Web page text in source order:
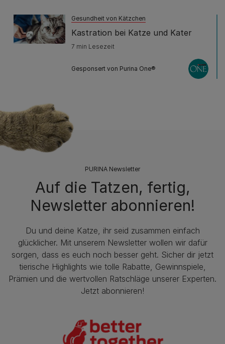
Gesundheit von Kätzchen
Kastration bei Katze und Kater
7 min Lesezeit
Gesponsert von Purina One®
PURINA Newsletter
Auf die Tatzen, fertig,
Newsletter abonnieren!
Du und deine Katze, ihr seid zusammen einfach
glücklicher. Mit unserem Newsletter wollen wir dafür
sorgen, dass es euch noch besser geht. Sicher dir jetzt
tierische Highlights wie tolle Rabatte, Gewinnspiele,
Prämien und die wertvollen Ratschläge unserer Experten.
Jetzt abonnieren!